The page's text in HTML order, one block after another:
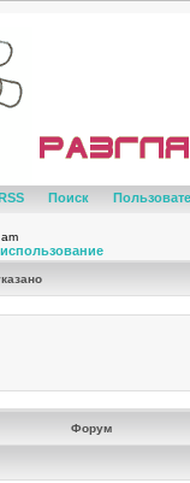
Поиск
Форум